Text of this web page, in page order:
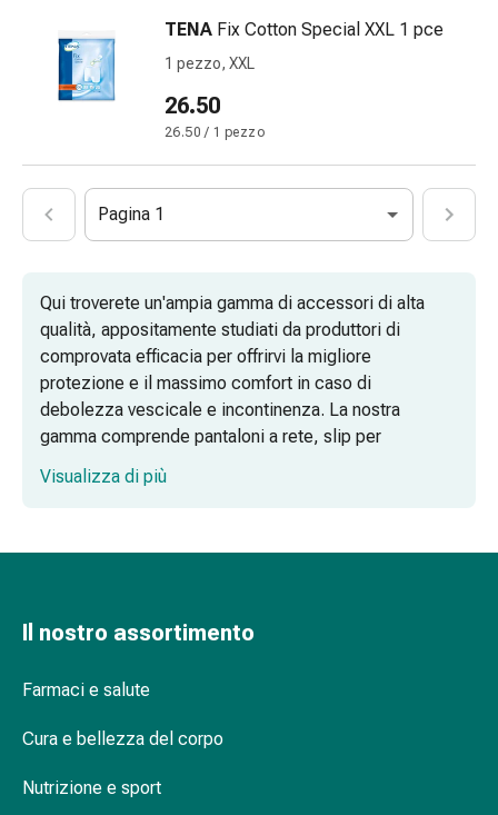
febbre
Sfogo
Acne
con
Bach
La
terapia
delle
gemme
vegetali
Omeopatia
di
Antroposofico
vescica,
Disturbi
Prostata
TENA Fix Cotton Special XXL 1 pce
1 pezzo, XXL
26.50
26.50 / 1 pezzo
Pagina 1
Qui troverete un'ampia gamma di accessori di alta
qualità, appositamente studiati da produttori di
comprovata efficacia per offrirvi la migliore
protezione e il massimo comfort in caso di
debolezza vescicale e incontinenza. La nostra
gamma comprende pantaloni a rete, slip per
incontinenza, stringi-gambe, pannolini e assorbenti in
vita che sono traspiranti e offrono una protezione
Visualizza di più
Il nostro assortimento
Farmaci e salute
Cura e bellezza del corpo
Nutrizione e sport